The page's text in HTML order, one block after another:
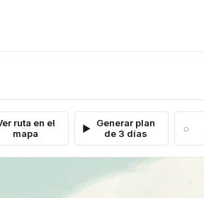
ruta en el
mapa
Generar plan
de 3 días